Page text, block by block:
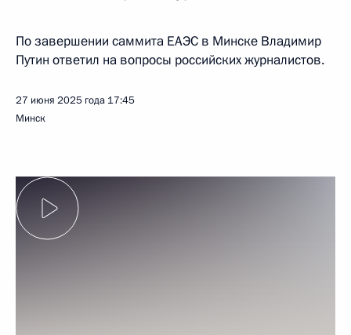
По завершении саммита ЕАЭС в Минске Владимир
Путин ответил на вопросы российских журналистов.
27 июня 2025 года 17:45
Минск